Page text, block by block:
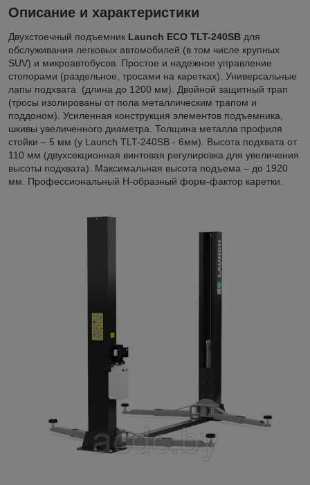
Описание и характеристики
Двухстоечный подъемник Launch ECO TLT-240SB для
обслуживания легковых автомобилей (в том числе крупных
SUV) и микроавтобусов. Простое и надежное управление
стопорами (раздельное, тросами на каретках). Универсальные
лапы подхвата (длина до 1200 мм). Двойной защитный трап
(тросы изолированы от пола металлическим трапом и
поддоном). Усиленная конструкция элементов подъемника,
шкивы увеличенного диаметра. Толщина металла профиля
стойки – 5 мм (у Launch TLT-240SB - 6мм). Высота подхвата от
110 мм (двухсекционная винтовая регулировка для увеличения
высоты подхвата). Максимальная высота подъема – до 1920
мм. Профессиональный Н-образный форм-фактор каретки.